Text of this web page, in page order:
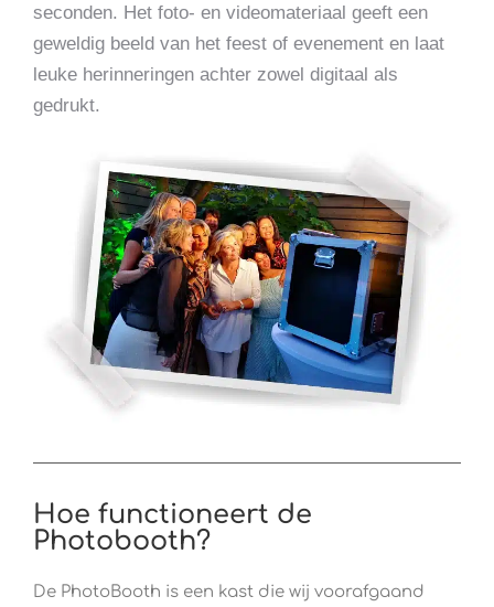
seconden. Het foto- en videomateriaal geeft een
geweldig beeld van het feest of evenement en laat
leuke herinneringen achter zowel digitaal als
gedrukt.
Hoe functioneert de
Photobooth?
De PhotoBooth is een kast die wij voorafgaand